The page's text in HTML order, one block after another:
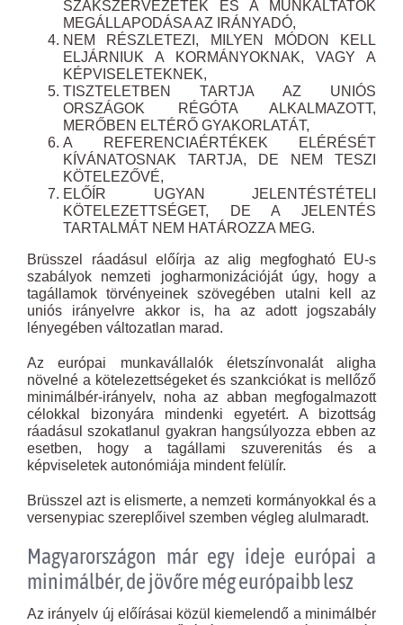
SZAKSZERVEZETEK ÉS A MUNKÁLTATÓK
MEGÁLLAPODÁSA AZ IRÁNYADÓ,
NEM RÉSZLETEZI, MILYEN MÓDON KELL
ELJÁRNIUK A KORMÁNYOKNAK, VAGY A
KÉPVISELETEKNEK,
TISZTELETBEN TARTJA AZ UNIÓS
ORSZÁGOK RÉGÓTA ALKALMAZOTT,
MERŐBEN ELTÉRŐ GYAKORLATÁT,
A REFERENCIAÉRTÉKEK ELÉRÉSÉT
KÍVÁNATOSNAK TARTJA, DE NEM TESZI
KÖTELEZŐVÉ,
ELŐÍR UGYAN JELENTÉSTÉTELI
KÖTELEZETTSÉGET, DE A JELENTÉS
TARTALMÁT NEM HATÁROZZA MEG.
Brüsszel ráadásul előírja az alig megfogható EU-s
szabályok nemzeti jogharmonizációját úgy, hogy a
tagállamok törvényeinek szövegében utalni kell az
uniós irányelvre akkor is, ha az adott jogszabály
lényegében változatlan marad.
Az európai munkavállalók életszínvonalát aligha
növelné a kötelezettségeket és szankciókat is mellőző
minimálbér-irányelv, noha az abban megfogalmazott
célokkal bizonyára mindenki egyetért. A bizottság
ráadásul szokatlanul gyakran hangsúlyozza ebben az
esetben, hogy a tagállami szuverenitás és a
képviseletek autonómiája mindent felülír.
Brüsszel azt is elismerte, a nemzeti kormányokkal és a
versenypiac szereplőivel szemben végleg alulmaradt.
Magyarországon már egy ideje európai a
minimálbér, de jövőre még európaibb lesz
Az irányelv új előírásai közül kiemelendő a minimálbér